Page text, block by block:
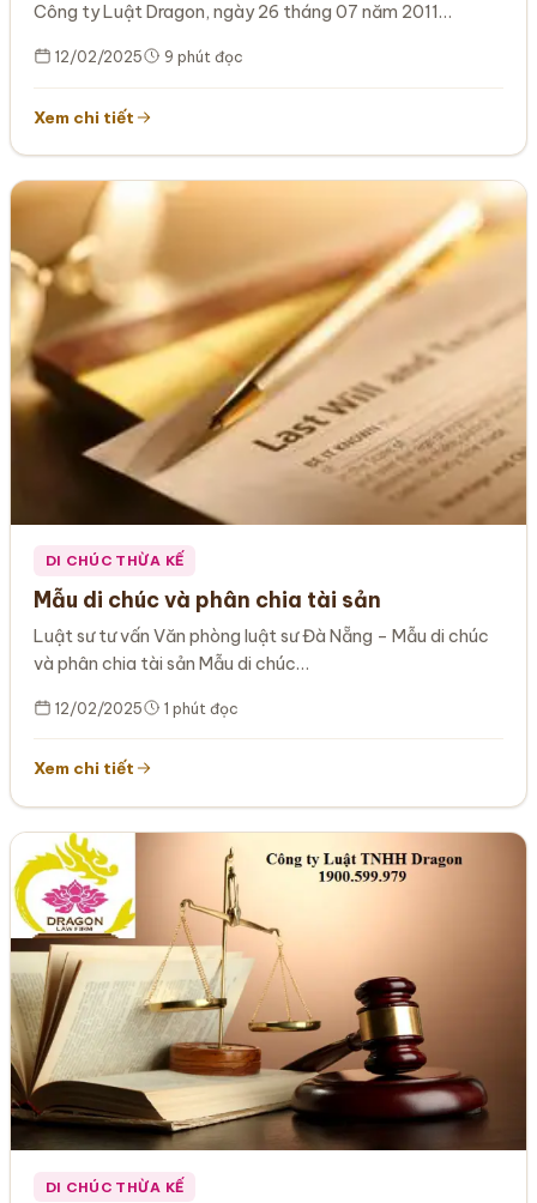
Công ty Luật Dragon, ngày 26 tháng 07 năm 2011…
12/02/2025 9 phút đọc
Xem chi tiết
DI CHÚC THỪA KẾ
Mẫu di chúc và phân chia tài sản
Luật sư tư vấn Văn phòng luật sư Đà Nẵng – Mẫu di chúc
và phân chia tài sản Mẫu di chúc…
12/02/2025 1 phút đọc
Xem chi tiết
DI CHÚC THỪA KẾ